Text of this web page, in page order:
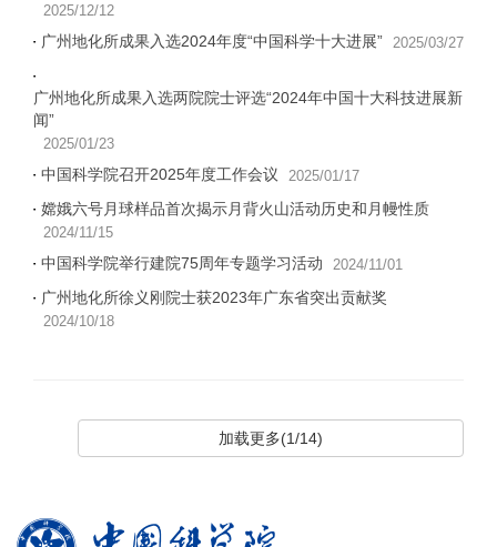
2025/12/12
广州地化所成果入选2024年度“中国科学十大进展” 2025/03/27
广州地化所成果入选两院院士评选“2024年中国十大科技进展新
闻”
2025/01/23
中国科学院召开2025年度工作会议 2025/01/17
嫦娥六号月球样品首次揭示月背火山活动历史和月幔性质
2024/11/15
中国科学院举行建院75周年专题学习活动 2024/11/01
广州地化所徐义刚院士获2023年广东省突出贡献奖
2024/10/18
加载更多(1/14)